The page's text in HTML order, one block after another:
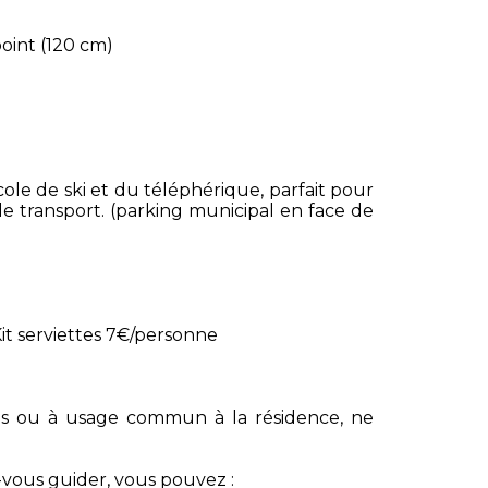
(120 cm)
de ski et du téléphérique, parfait pour
transport. (parking municipal en face de
serviettes 7€/personne
ou à usage commun à la résidence, ne
guider, vous pouvez :